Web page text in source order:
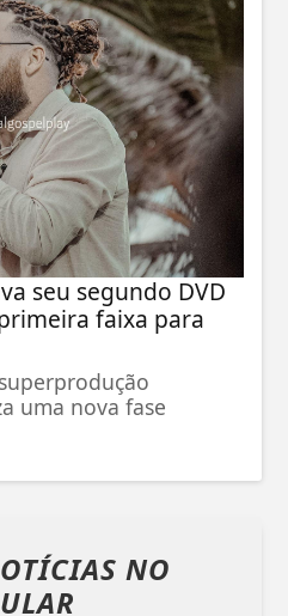
seu segundo DVD
faixa para
uma nova fase
NO